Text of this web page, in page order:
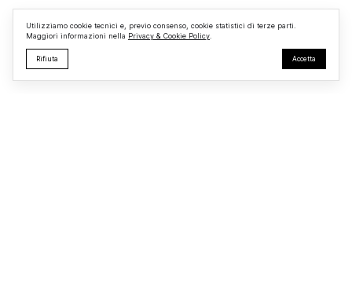
Utilizziamo cookie tecnici e, previo consenso, cookie statistici di terze parti.
Maggiori informazioni nella Privacy & Cookie Policy
Rifiuta Accetta